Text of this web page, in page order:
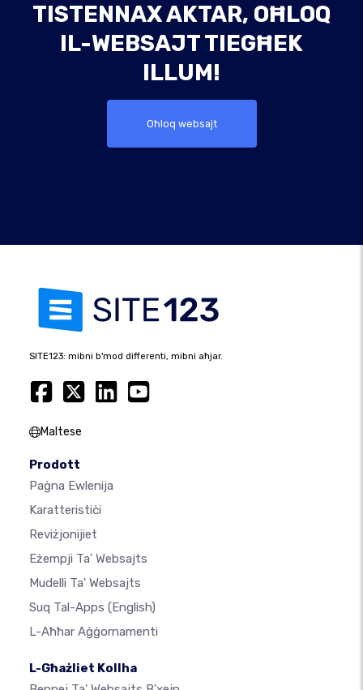
TISTENNAX AKTAR, OĦLOQ
IL-WEBSAJT TIEGĦEK
ILLUM!
Oħloq websajt
SITE123: mibni b'mod differenti, mibni aħjar.
Maltese
Prodott
Paġna Ewlenija
Karatteristiċi
Reviżjonijiet
Eżempji Ta' Websajts
Mudelli Ta' Websajts
Suq Tal-Apps (English)
L-Aħħar Aġġornamenti
L-Għażliet Kollha